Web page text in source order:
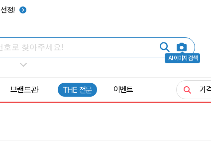
선정!
AI 이미지 검색
브랜드관 THE 전문 이벤트 가